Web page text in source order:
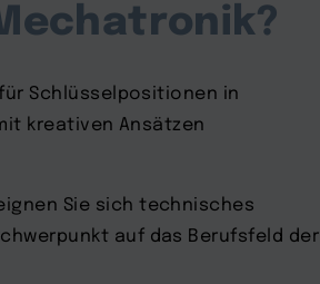
Schlüsselpositionen in
kreativen Ansätzen
Sie sich technisches
auf das Berufsfeld der